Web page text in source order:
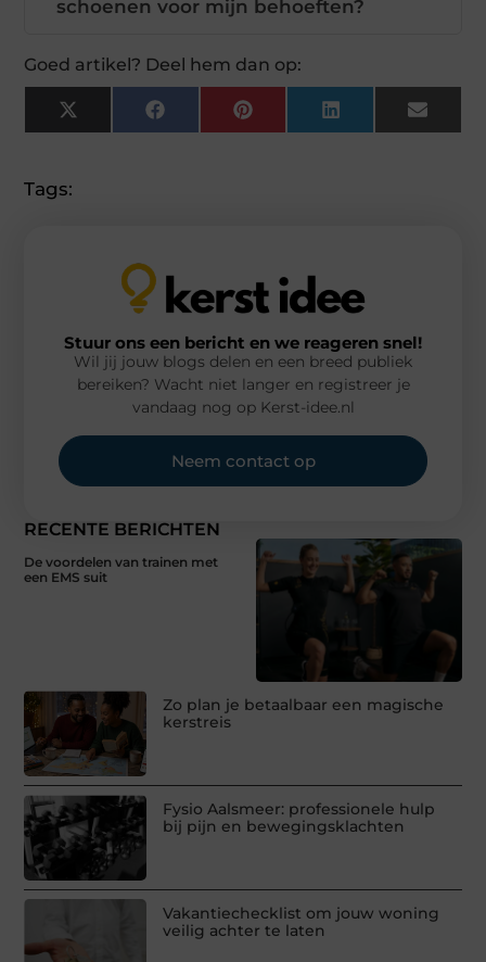
schoenen voor mijn behoeften?
Goed artikel? Deel hem dan op:
X
(Twitter)
FacebookPinterestLinkedInEmail
Tags:
RECENTE BERICHTEN
De voordelen van trainen met
een EMS suit
Zo plan je betaalbaar een magische
kerstreis
Fysio Aalsmeer: professionele hulp
bij pijn en bewegingsklachten
Vakantiechecklist om jouw woning
veilig achter te laten
Stuur ons een bericht en we reageren snel!
Wil jij jouw blogs delen en een breed publiek
bereiken? Wacht niet langer en registreer je
vandaag nog op Kerst-idee.nl
Neem contact op